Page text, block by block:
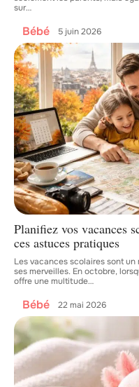
sur…
Bébé 5 juin 2026
Planifiez vos vacances
ces astuces pratiques
Les vacances scolaires sont
ses merveilles. En octobre,
offre une multitude…
Bébé 22 mai 2026